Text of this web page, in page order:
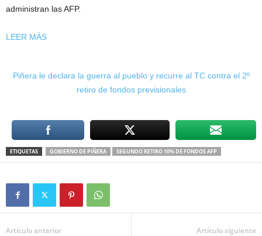
administran las AFP.
LEER MÁS
Piñera le declara la guerra al pueblo y recurre al TC contra el 2º
retiro de fondos previsionales
ETIQUETAS GOBIERNO DE PIÑERA SEGUNDO RETIRO 10% DE FONDOS AFP
Artículo anterior Artículo siguiente